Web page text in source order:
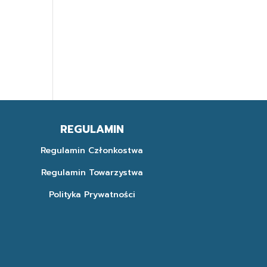
REGULAMIN
Regulamin Członkostwa
Regulamin Towarzystwa
Polityka Prywatności